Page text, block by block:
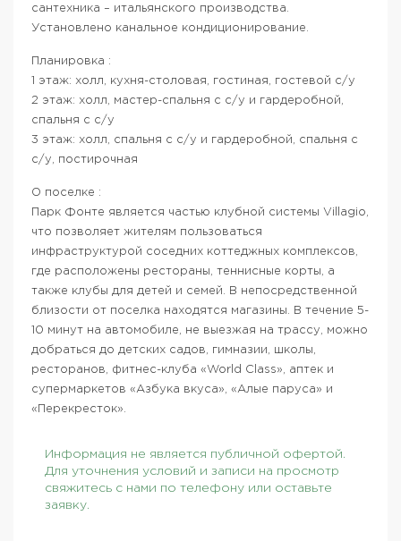
сантехника – итальянского производства.
Установлено канальное кондиционирование.
Планировка :
1 этаж: холл, кухня-столовая, гостиная, гостевой с/у
2 этаж: холл, мастер-спальня с с/у и гардеробной,
спальня с с/у
3 этаж: холл, спальня с с/у и гардеробной, спальня с
с/у, постирочная
О поселке :
Парк Фонте является частью клубной системы Villagio,
что позволяет жителям пользоваться
инфраструктурой соседних коттеджных комплексов,
где расположены рестораны, теннисные корты, а
также клубы для детей и семей. В непосредственной
близости от поселка находятся магазины. В течение 5-
10 минут на автомобиле, не выезжая на трассу, можно
добраться до детских садов, гимназии, школы,
ресторанов, фитнес-клуба «World Class», аптек и
супермаркетов «Азбука вкуса», «Алые паруса» и
«Перекресток».
Информация не является публичной офертой.
Для уточнения условий и записи на просмотр
свяжитесь с нами по телефону или оставьте
заявку.